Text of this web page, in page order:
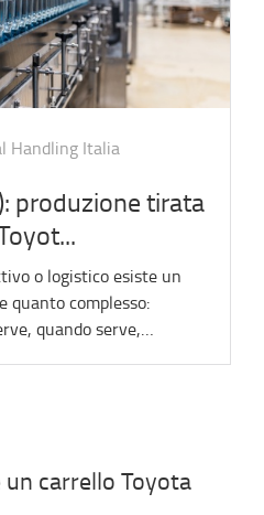
Handling Italia
produzione tirata
o logistico esiste un
quanto complesso:
quando serve,…
carrello Toyota